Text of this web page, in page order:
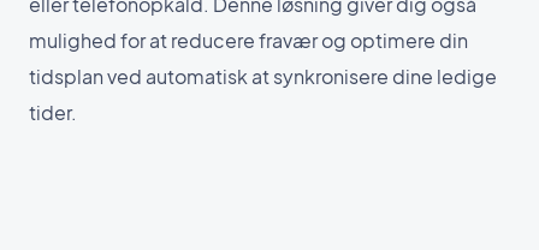
mulighed for at reducere fravær og optimere din
tidsplan ved automatisk at synkronisere dine ledige
tider.